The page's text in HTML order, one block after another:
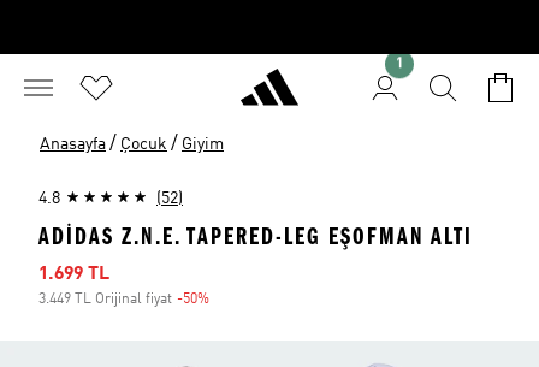
1
Anasayfa / Çocuk / Giyim
4.8 (52)
ADIDAS Z.N.E. TAPERED-LEG EŞOFMAN ALTI
İndirimli fiyat
1.699 TL
3.449 TL Orijinal fiyat -50%